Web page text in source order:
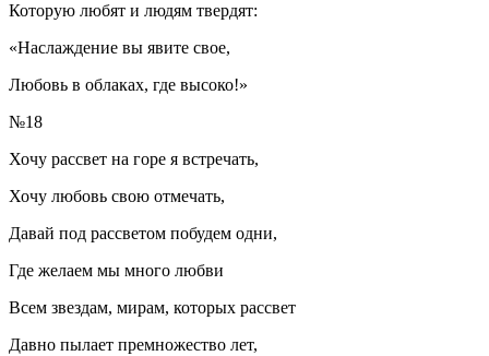
Которую любят и людям твердят:
«Наслаждение вы явите свое,
Любовь в облаках, где высоко!»
№18
Хочу рассвет на горе я встречать,
Хочу любовь свою отмечать,
Давай под рассветом побудем одни,
Где желаем мы много любви
Всем звездам, мирам, которых рассвет
Давно пылает премножество лет,